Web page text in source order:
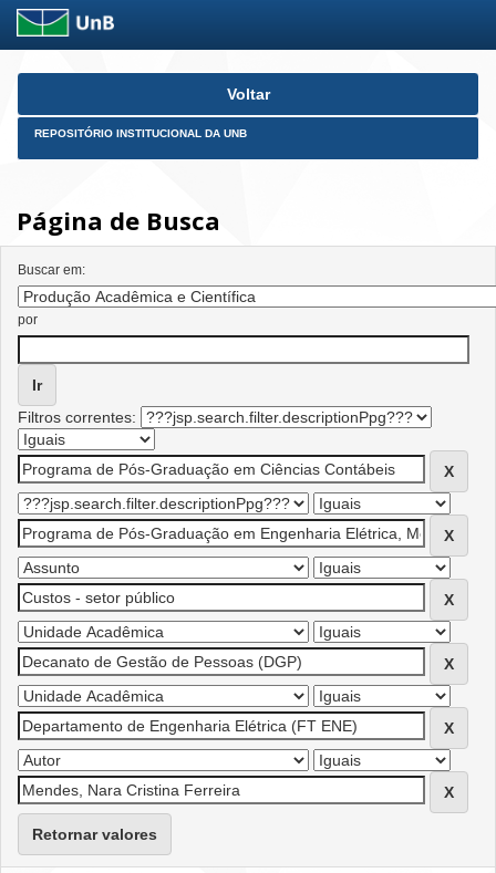
Skip
Voltar
REPOSITÓRIO INSTITUCIONAL DA UNB
Página de Busca
Buscar em:
por
Filtros correntes:
Retornar valores